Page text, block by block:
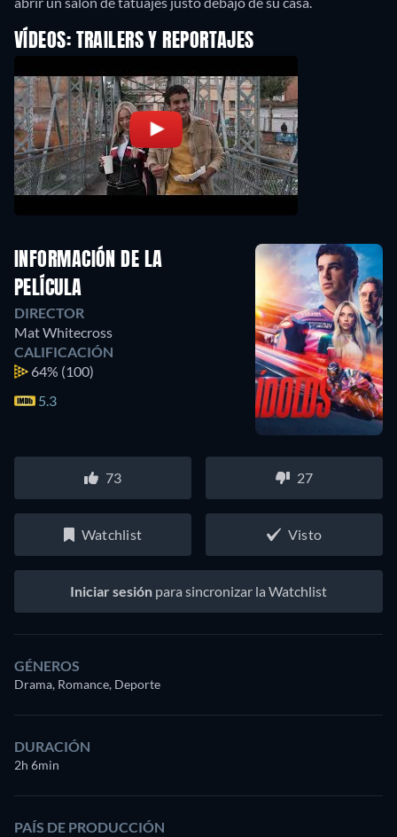
VÍDEOS: TRAILERS Y REPORTAJES
INFORMACIÓN DE LA
PELÍCULA
DIRECTOR
Mat Whitecross
CALIFICACIÓN
64% (100)
5.3
73 27
Watchlist Visto
Iniciar sesión para sincronizar la Watchlist
GÉNEROS
Drama, Romance, Deporte
DURACIÓN
2h 6min
PAÍS DE PRODUCCIÓN